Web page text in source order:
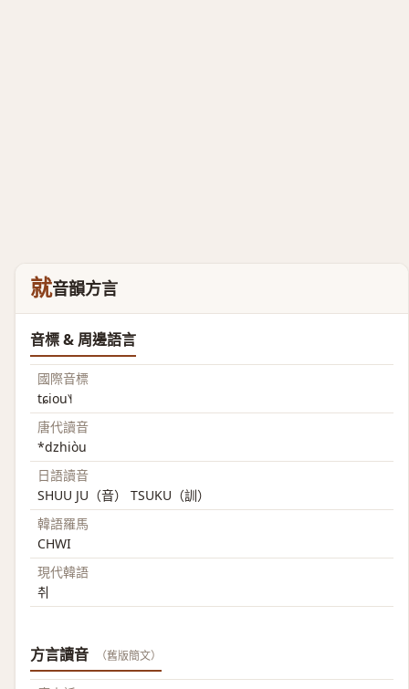
就音韻方言
音標 & 周邊語言
國際音標
tɕiou˥˧
唐代讀音
*dzhiòu
日語讀音
SHUU JU（音） TSUKU（訓）
韓語羅馬
CHWI
現代韓語
취
方言讀音 （舊版簡文）